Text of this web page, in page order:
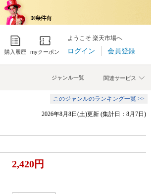
購入履歴 myクーポン
ようこそ 楽天市場へ
ログイン 会員登録
関連サービス
ジャンル一覧
このジャンルのランキング一覧 >>
2026年8月8日(土)更新 (集計日：8月7日)
2,420円